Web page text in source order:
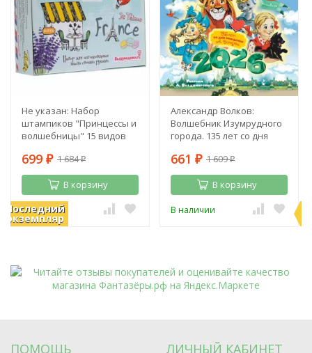
Последний
экземпляр
Не указан: Набор
штампиков "Принцессы и
волшебницы" 15 видов
699 ₽ 1 684₽
В корзину
В наличии
Александр Волков:
Волшебник Изумрудного
города. 135 лет со дня
661 ₽ 1 609₽
В корзину
В наличии
ПОМОЩЬ ЛИЧНЫЙ КАБИНЕТ